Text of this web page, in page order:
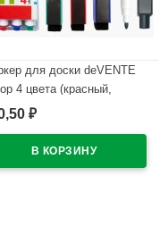
для доски deVENTE
4 цвета (красный,
черный, зеленый) 2мм
для крепления
(Ст.4)
₽